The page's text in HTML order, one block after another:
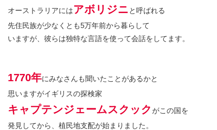
オーストラリアにはアボリジニ と呼ばれる
先住民族が少なくとも5万年前から暮らして
いますが、彼らは独特な言語を使って会話をしてます。
1770年にみなさんも聞いたことがあるかと
思いますがイギリスの探検家
キャプテンジェームスクック がこの国を
発見してから、植民地支配が始まりました。